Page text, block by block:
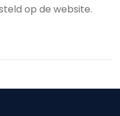
op de website.